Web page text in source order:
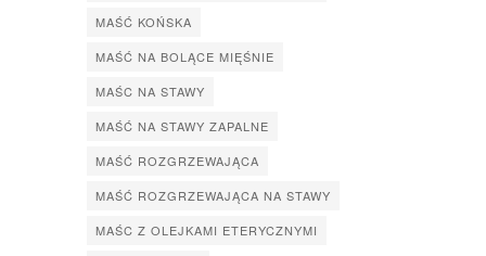
MAŚĆ KOŃSKA
MAŚĆ NA BOLĄCE MIĘŚNIE
MAŚC NA STAWY
MAŚĆ NA STAWY ZAPALNE
MAŚĆ ROZGRZEWAJĄCA
MAŚĆ ROZGRZEWAJĄCA NA STAWY
MAŚC Z OLEJKAMI ETERYCZNYMI